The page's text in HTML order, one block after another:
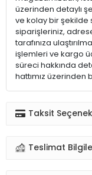
üzerinden detaylı
ve kolay bir şekilde
siparişleriniz,
tarafınıza
işlemleri ve kargo
süreci hakkında
hattımız
Taksit
Teslimat